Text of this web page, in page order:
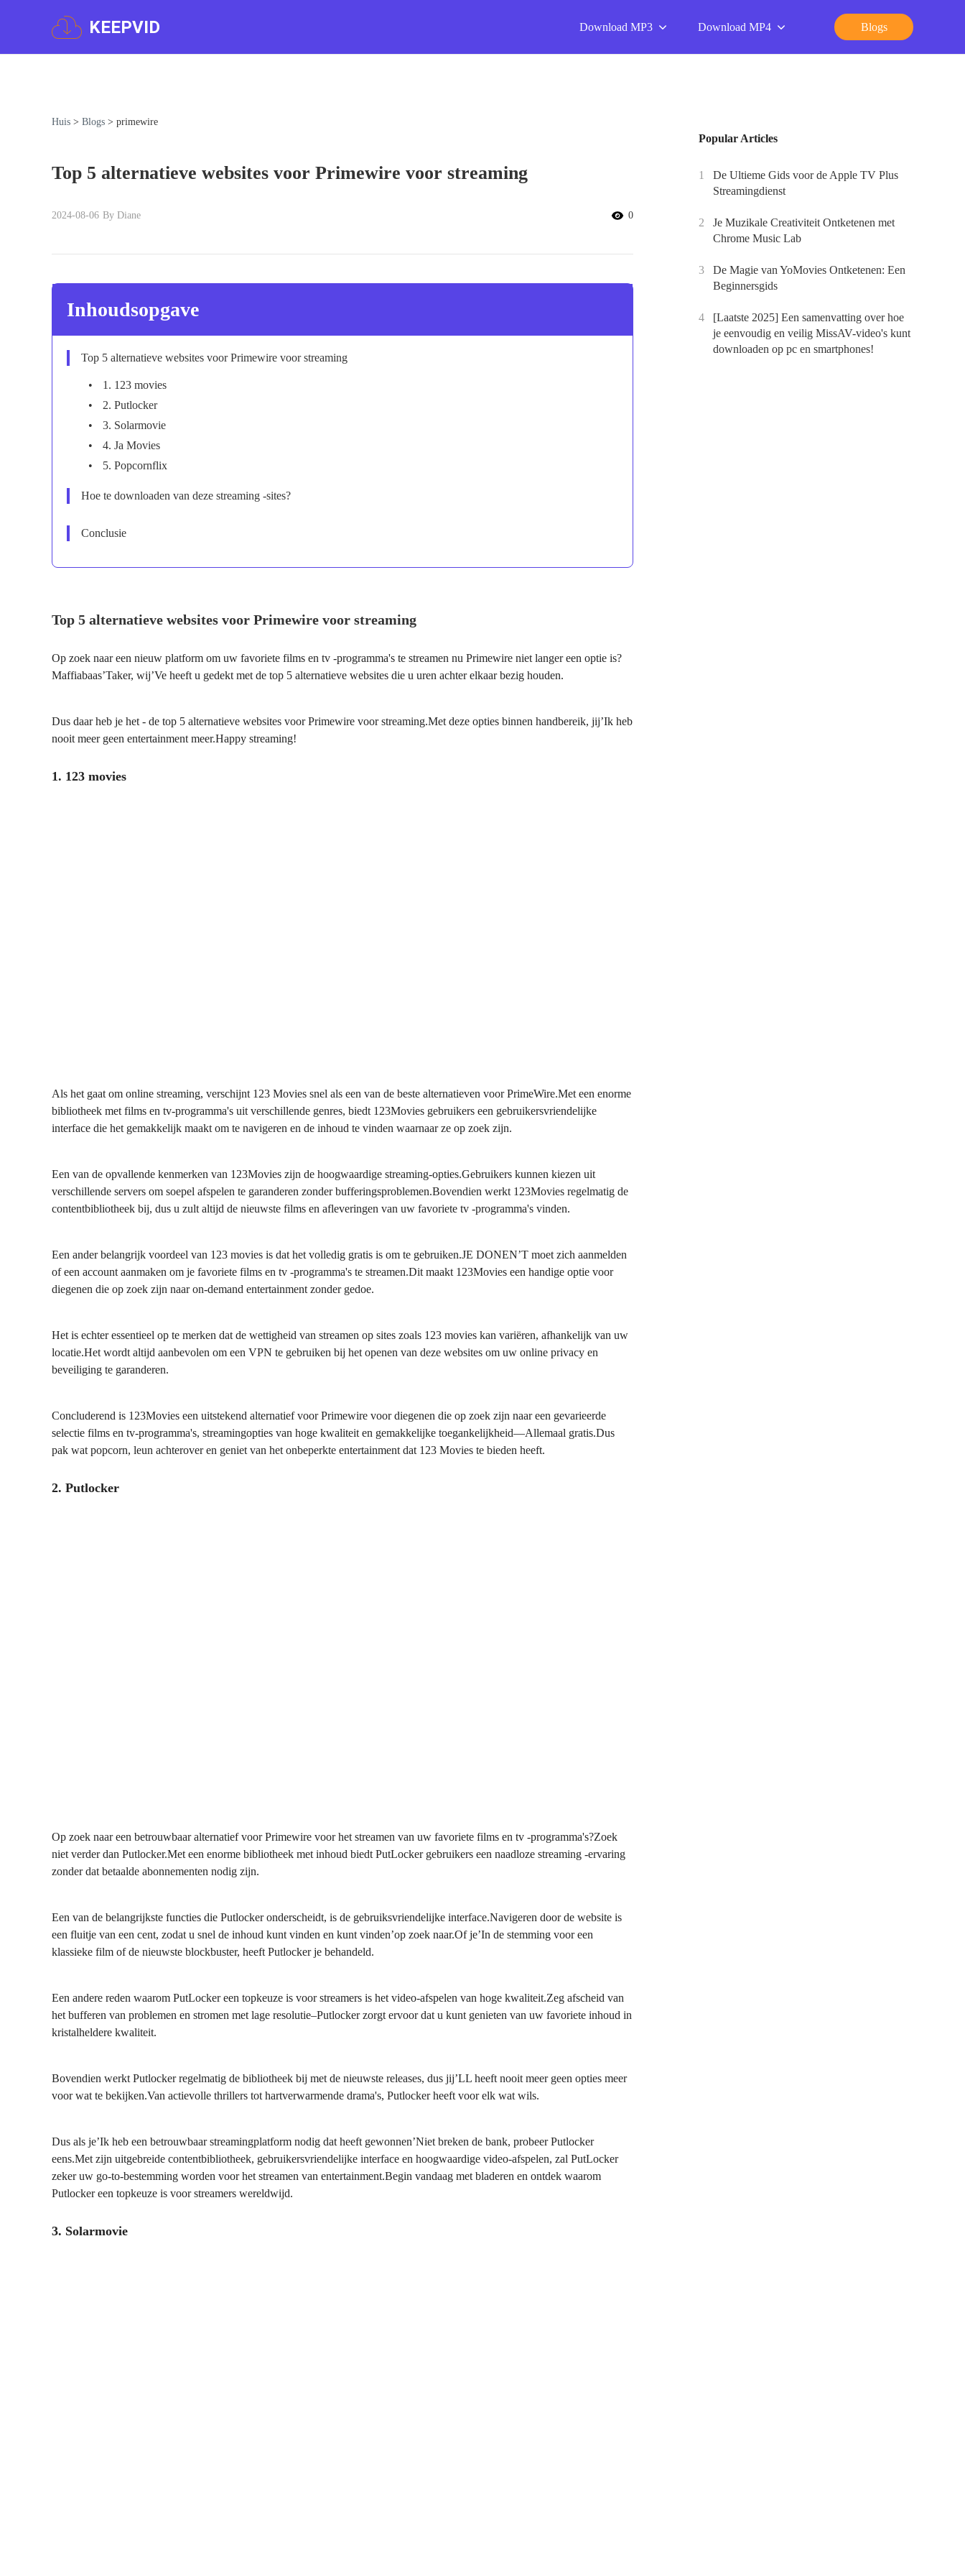
KEEPVID Download MP3 Download MP4 Blogs
Huis > Blogs > primewire
Top 5 alternatieve websites voor Primewire voor streaming
2024-08-06 By Diane 0
Inhoudsopgave
Top 5 alternatieve websites voor Primewire voor streaming
1. 123 movies
2. Putlocker
3. Solarmovie
4. Ja Movies
5. Popcornflix
Hoe te downloaden van deze streaming -sites?
Conclusie
Top 5 alternatieve websites voor Primewire voor streaming
Op zoek naar een nieuw platform om uw favoriete films en tv -programma's te streamen nu Primewire niet langer een optie is?
Maffiabaas’Taker, wij’Ve heeft u gedekt met de top 5 alternatieve websites die u uren achter elkaar bezig houden.
Dus daar heb je het - de top 5 alternatieve websites voor Primewire voor streaming.Met deze opties binnen handbereik, jij’Ik heb
nooit meer geen entertainment meer.Happy streaming!
1. 123 movies
Als het gaat om online streaming, verschijnt 123 Movies snel als een van de beste alternatieven voor PrimeWire.Met een enorme
bibliotheek met films en tv-programma's uit verschillende genres, biedt 123Movies gebruikers een gebruikersvriendelijke
interface die het gemakkelijk maakt om te navigeren en de inhoud te vinden waarnaar ze op zoek zijn.
Een van de opvallende kenmerken van 123Movies zijn de hoogwaardige streaming-opties.Gebruikers kunnen kiezen uit
verschillende servers om soepel afspelen te garanderen zonder bufferingsproblemen.Bovendien werkt 123Movies regelmatig de
contentbibliotheek bij, dus u zult altijd de nieuwste films en afleveringen van uw favoriete tv -programma's vinden.
Een ander belangrijk voordeel van 123 movies is dat het volledig gratis is om te gebruiken.JE DONEN’T moet zich aanmelden
of een account aanmaken om je favoriete films en tv -programma's te streamen.Dit maakt 123Movies een handige optie voor
diegenen die op zoek zijn naar on-demand entertainment zonder gedoe.
Het is echter essentieel op te merken dat de wettigheid van streamen op sites zoals 123 movies kan variëren, afhankelijk van uw
locatie.Het wordt altijd aanbevolen om een VPN te gebruiken bij het openen van deze websites om uw online privacy en
beveiliging te garanderen.
Concluderend is 123Movies een uitstekend alternatief voor Primewire voor diegenen die op zoek zijn naar een gevarieerde
selectie films en tv-programma's, streamingopties van hoge kwaliteit en gemakkelijke toegankelijkheid—Allemaal gratis.Dus
pak wat popcorn, leun achterover en geniet van het onbeperkte entertainment dat 123 Movies te bieden heeft.
2. Putlocker
Op zoek naar een betrouwbaar alternatief voor Primewire voor het streamen van uw favoriete films en tv -programma's?Zoek
niet verder dan Putlocker.Met een enorme bibliotheek met inhoud biedt PutLocker gebruikers een naadloze streaming -ervaring
zonder dat betaalde abonnementen nodig zijn.
Een van de belangrijkste functies die Putlocker onderscheidt, is de gebruiksvriendelijke interface.Navigeren door de website is
een fluitje van een cent, zodat u snel de inhoud kunt vinden en kunt vinden’op zoek naar.Of je’In de stemming voor een
klassieke film of de nieuwste blockbuster, heeft Putlocker je behandeld.
Een andere reden waarom PutLocker een topkeuze is voor streamers is het video-afspelen van hoge kwaliteit.Zeg afscheid van
het bufferen van problemen en stromen met lage resolutie–Putlocker zorgt ervoor dat u kunt genieten van uw favoriete inhoud in
kristalheldere kwaliteit.
Bovendien werkt Putlocker regelmatig de bibliotheek bij met de nieuwste releases, dus jij’LL heeft nooit meer geen opties meer
voor wat te bekijken.Van actievolle thrillers tot hartverwarmende drama's, Putlocker heeft voor elk wat wils.
Dus als je’Ik heb een betrouwbaar streamingplatform nodig dat heeft gewonnen’Niet breken de bank, probeer Putlocker
eens.Met zijn uitgebreide contentbibliotheek, gebruikersvriendelijke interface en hoogwaardige video-afspelen, zal PutLocker
zeker uw go-to-bestemming worden voor het streamen van entertainment.Begin vandaag met bladeren en ontdek waarom
Putlocker een topkeuze is voor streamers wereldwijd.
3. Solarmovie
Popular Articles
1
De Ultieme Gids voor de Apple TV Plus
Streamingdienst
2
Je Muzikale Creativiteit Ontketenen met
Chrome Music Lab
3
De Magie van YoMovies Ontketenen: Een
Beginnersgids
4
[Laatste 2025] Een samenvatting over hoe
je eenvoudig en veilig MissAV-video's kunt
downloaden op pc en smartphones!